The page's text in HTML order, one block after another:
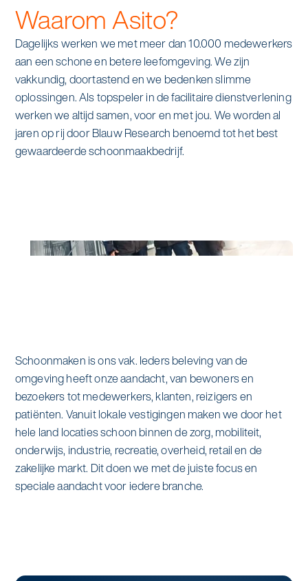
Waarom Asito?
Dagelijks werken we met meer dan 10.000 medewerkers
aan een schone en betere leefomgeving. We zijn
vakkundig, doortastend en we bedenken slimme
oplossingen. Als topspeler in de facilitaire dienstverlening
werken we altijd samen, voor en met jou. We worden al
jaren op rij door Blauw Research benoemd tot het best
gewaardeerde schoonmaakbedrijf.
Schoonmaken is ons vak. Ieders beleving van de
omgeving heeft onze aandacht, van bewoners en
bezoekers tot medewerkers, klanten, reizigers en
patiënten. Vanuit lokale vestigingen maken we door het
hele land locaties schoon binnen de zorg, mobiliteit,
onderwijs, industrie, recreatie, overheid, retail en de
zakelijke markt. Dit doen we met de juiste focus en
speciale aandacht voor iedere branche.